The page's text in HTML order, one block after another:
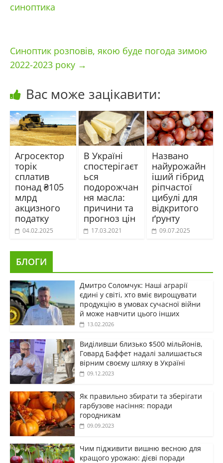
синоптика
Синоптик розповів, якою буде погода зимою
2022-2023 року →
Вас може зацікавити:
Агросектор
торік
сплатив
понад ₴105
млрд
акцизного
податку
04.02.2025
В Україні
спостерігаєт
ься
подорожчан
ня масла:
причини та
прогноз цін
17.03.2021
Названо
найурожайн
іший гібрид
ріпчастої
цибулі для
відкритого
ґрунту
09.07.2025
БЛОГИ
Дмитро Соломчук: Наші аграрії
єдині у світі, хто вміє вирощувати
продукцію в умовах сучасної війни
й може навчити цього інших
13.02.2026
Виділивши близько $500 мільйонів,
Говард Баффет надалі залишається
вірним своєму шляху в Україні
09.12.2023
Як правильно збирати та зберігати
гарбузове насіння: поради
городникам
09.09.2023
Чим підживити вишню весною для
кращого урожаю: дієві поради